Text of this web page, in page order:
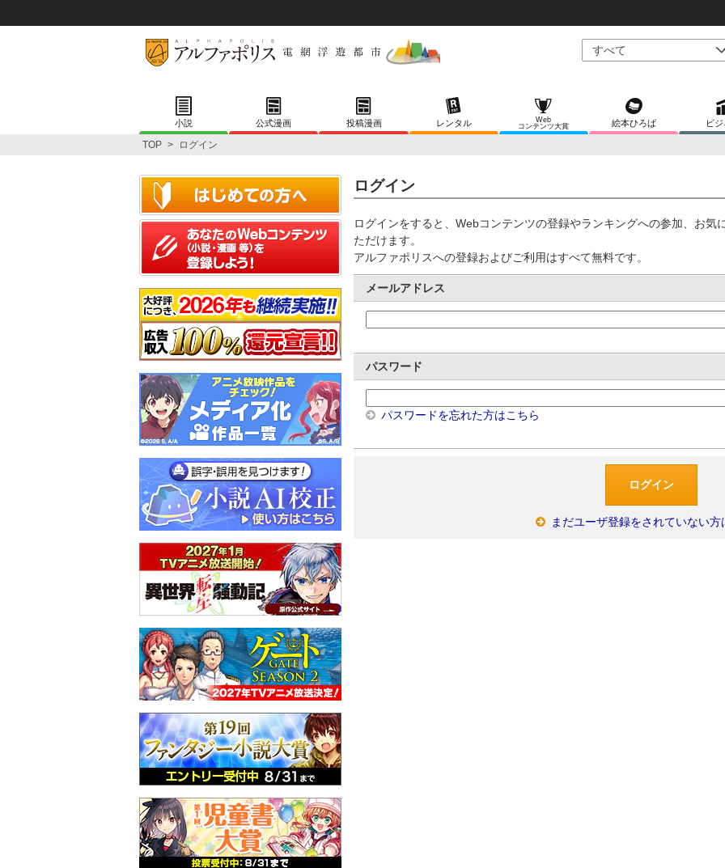
小説 公式漫画 投稿漫画 レンタル
Web
コンテンツ大賞
絵本ひろば ビ
TOP > ログイン
ログイン
ログインをすると、Webコンテンツの登録やランキングへの参加、お気
ただけます。
アルファポリスへの登録およびご利用はすべて無料です。
メールアドレス
パスワード
パスワードを忘れた方はこちら
まだユーザ登録をされていない方